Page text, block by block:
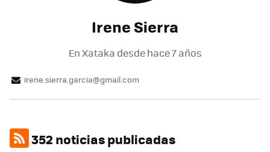
Irene Sierra
En Xataka desdehace 7 años
irene.sierra.garcia@gmail.com
352 noticias publicadas